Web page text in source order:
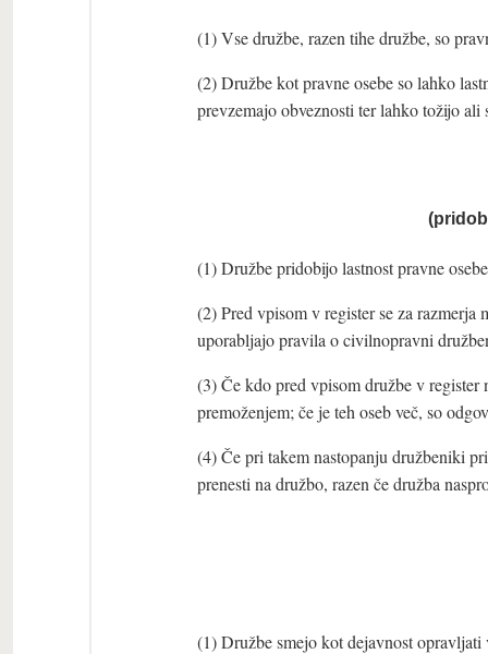
(1) Vse družbe, razen tihe družbe, so
(2) Družbe kot pravne osebe so lahko
prevzemajo obveznosti ter lahko tožijo ali
(1) Družbe pridobijo lastnost pravne
(2) Pred vpisom v register se za
uporabljajo pravila o civilnopravni
(3) Če kdo pred vpisom družbe v register
premoženjem; če je teh oseb več, so
(4) Če pri takem nastopanju družbeniki
prenesti na družbo, razen če družba
(1) Družbe smejo kot dejavnost